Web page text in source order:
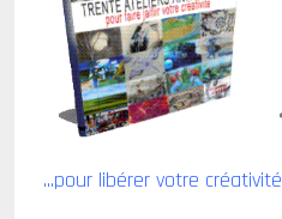
...pour libérer votre créativité